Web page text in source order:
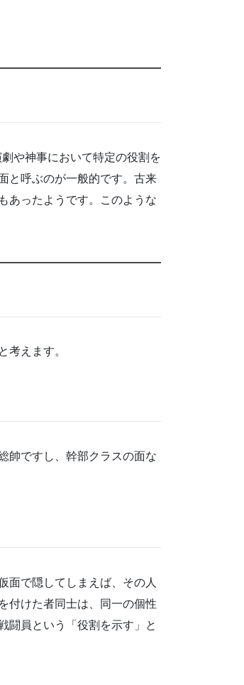
や神事において特定の役割を
と呼ぶのが一般的です。古来
あったようです。このような
えます。
帥ですし、幹部クラスの面な
面で隠してしまえば、その人
付けた者同士は、同一の個性
闘員という「役割を示す」と